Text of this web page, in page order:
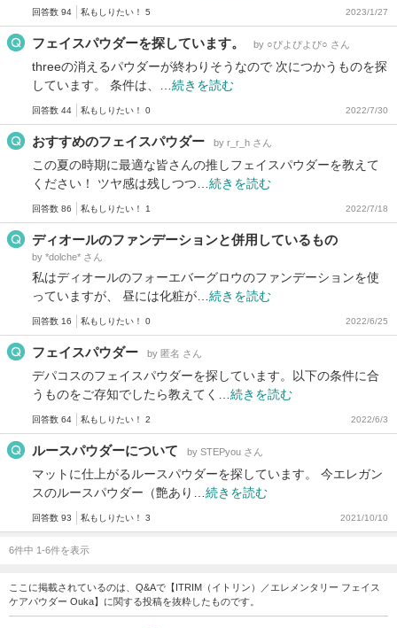
回答数 94 私もしりたい！ 5 2023/1/27
フェイスパウダーを探しています。 by ○ぴよぴよぴ○ さん
threeの消えるパウダーが終わりそうなので 次につかうものを探
しています。 条件は、… 続きを読む
回答数 44 私もしりたい！ 0 2022/7/30
おすすめのフェイスパウダー by r_r_h さん
この夏の時期に最適な皆さんの推しフェイスパウダーを教えて
ください！ ツヤ感は残しつつ… 続きを読む
回答数 86 私もしりたい！ 1 2022/7/18
ディオールのファンデーションと併用しているもの
by *dolche* さん
私はディオールのフォーエバーグロウのファンデーションを使
っていますが、 昼には化粧が… 続きを読む
回答数 16 私もしりたい！ 0 2022/6/25
フェイスパウダー by 匿名 さん
デパコスのフェイスパウダーを探しています。以下の条件に合
うものをご存知でしたら教えてく… 続きを読む
回答数 64 私もしりたい！ 2 2022/6/3
ルースパウダーについて by STEPyou さん
マットに仕上がるルースパウダーを探しています。 今エレガン
スのルースパウダー（艶あり… 続きを読む
回答数 93 私もしりたい！ 3 2021/10/10
6件中 1-6件を表示
ここに掲載されているのは、Q&Aで【ITRIM（イトリン）／エレメンタリー フェイス
ケアパウダー Ouka】に関する投稿を抜粋したものです。